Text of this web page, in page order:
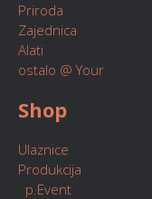
Priroda
Zajednica
Alati
ostalo @ Your
Shop
Ulaznice
Produkcija
p.Event